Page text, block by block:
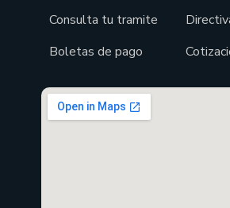
Consulta tu tramite
Boletas de pago